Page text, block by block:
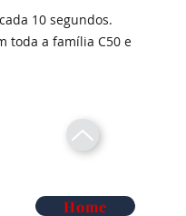
10 segundos.
toda a família C50 e
Home